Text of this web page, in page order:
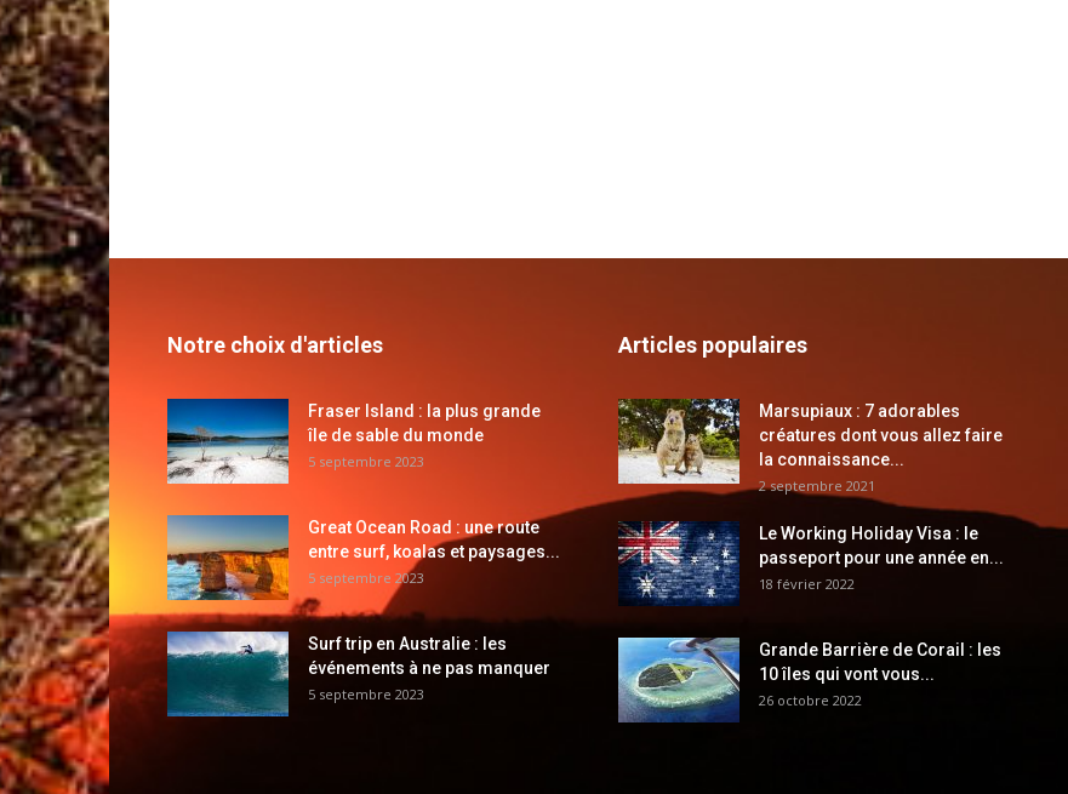
Notre choix d'articles
Fraser Island : la plus grande
île de sable du monde
5 septembre 2023
Great Ocean Road : une route
entre surf, koalas et paysages...
5 septembre 2023
Surf trip en Australie : les
événements à ne pas manquer
5 septembre 2023
Articles populaires
Marsupiaux : 7 adorables
créatures dont vous allez faire
la connaissance...
2 septembre 2021
Le Working Holiday Visa : le
passeport pour une année en...
18 février 2022
Grande Barrière de Corail : les
10 îles qui vont vous...
26 octobre 2022